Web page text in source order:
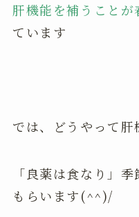
肝機能を補うこと
ています
では、どうやって肝
「良薬は食なり」
もらいます(^^)/